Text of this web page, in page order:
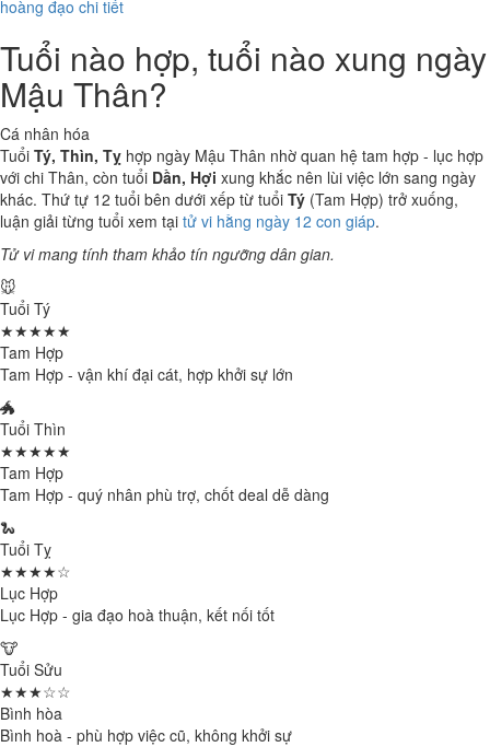
hoàng đạo chi tiết
Tuổi nào hợp, tuổi nào xung ngày
Mậu Thân?
Cá nhân hóa
Tuổi Tý, Thìn, Tỵ hợp ngày Mậu Thân nhờ quan hệ tam hợp - lục hợp
với chi Thân, còn tuổi Dần, Hợi xung khắc nên lùi việc lớn sang ngày
khác. Thứ tự 12 tuổi bên dưới xếp từ tuổi Tý (Tam Hợp) trở xuống,
luận giải từng tuổi xem tại tử vi hằng ngày 12 con giáp.
Tử vi mang tính tham khảo tín ngưỡng dân gian.
🐭
Tuổi Tý
★★★★★
Tam Hợp
Tam Hợp - vận khí đại cát, hợp khởi sự lớn
🐲
Tuổi Thìn
★★★★★
Tam Hợp
Tam Hợp - quý nhân phù trợ, chốt deal dễ dàng
🐍
Tuổi Tỵ
★★★★☆
Lục Hợp
Lục Hợp - gia đạo hoà thuận, kết nối tốt
🐮
Tuổi Sửu
★★★☆☆
Bình hòa
Bình hoà - phù hợp việc cũ, không khởi sự